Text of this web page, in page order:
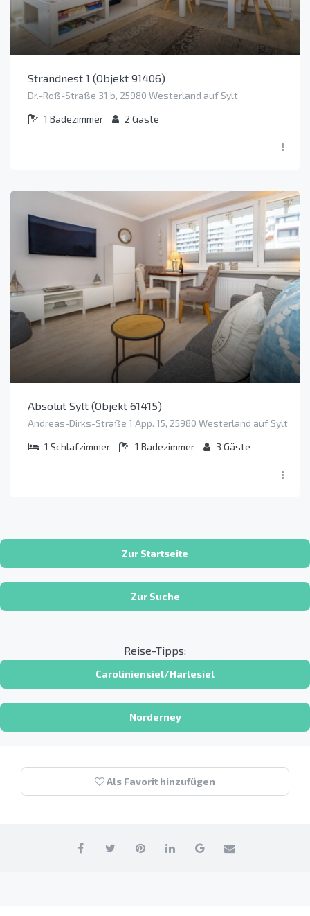
Strandnest 1 (Objekt 91406)
Dr.-Roß-Straße 31 b, 25980 Westerland auf Sylt
1 Badezimmer 2 Gäste
Absolut Sylt (Objekt 61415)
Andreas-Dirks-Straße 1 App. 15, 25980 Westerland auf Sylt
1 Schlafzimmer 1 Badezimmer 3 Gäste
Zur Startseite
Zur Suche
Reise-Tipps:
Caroliniensiel/Harlesiel
Norderney
Als Favorit hinzufügen